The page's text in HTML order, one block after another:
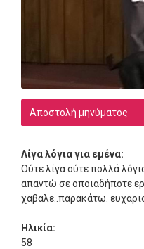
Αποστολή μηνύματος
Λίγα λόγια για εμένα:
Ούτε λίγα ούτε πολλά
απαντώ σε οποιαδήποτε
χαβαλε..παρακάτω.
Ηλικία:
58